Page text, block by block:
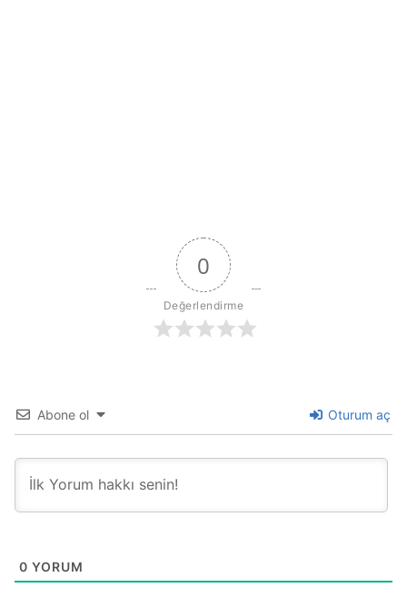
0
Değerlendirme
Abone ol Oturum aç
0 YORUM